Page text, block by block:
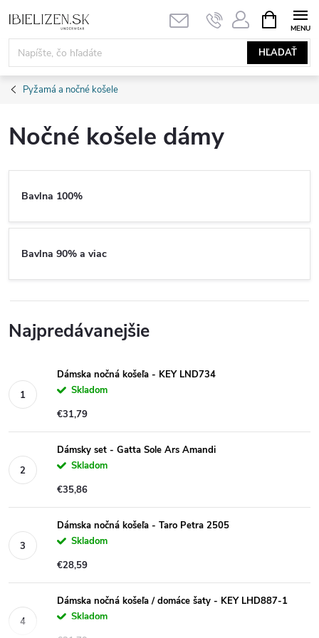
na
obsah
HĽADAŤ
KOŠÍK
Pyžamá a nočné košele
Nočné košele dámy
Bavlna 100%
Bavlna 90% a viac
Najpredávanejšie
Dámska nočná košeľa - KEY LND734
Skladom
€31,79
Dámsky set - Gatta Sole Ars Amandi
Skladom
€35,86
Dámska nočná košeľa - Taro Petra 2505
Skladom
€28,59
Dámska nočná košeľa / domáce šaty - KEY LHD887-1
Skladom